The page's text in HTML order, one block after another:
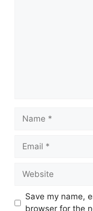
Name
Email
Website
Save my name,
browser for the